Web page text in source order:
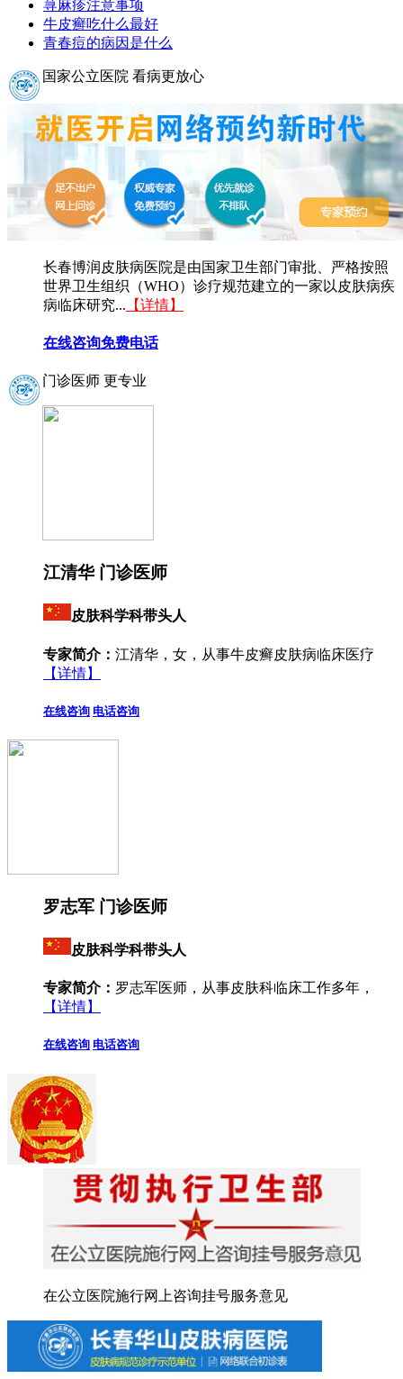
荨麻疹注意事项
牛皮癣吃什么最好
青春痘的病因是什么
国家公立医院 看病更放心
长春博润皮肤病医院是由国家卫生部门审批、严格按照
世界卫生组织（WHO）诊疗规范建立的一家以皮肤病疾
病临床研究... 【详情】
在线咨询免费电话
门诊医师 更专业
江清华 门诊医师
皮肤科学科带头人
专家简介： 江清华，女，从事牛皮癣皮肤病临床医疗
【详情】
在线咨询 电话咨询
罗志军 门诊医师
皮肤科学科带头人
专家简介： 罗志军医师，从事皮肤科临床工作多年，
【详情】
在线咨询 电话咨询
在公立医院施行网上咨询挂号服务意见